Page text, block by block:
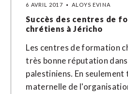
6 AVRIL 2017 ALOYS EVINA
Succès des centres de
chrétiens à Jéricho
Les centres de formation
très bonne réputation
palestiniens. En seulement
maternelle de